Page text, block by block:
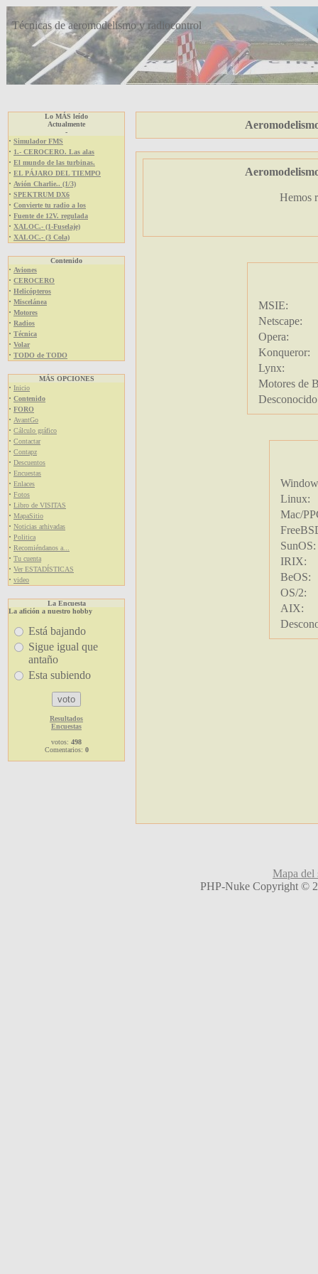
Técnicas de aeromodelismo y radiocontrol
Lo MÁS leído
Actualmente
-
· Simulador FMS
· 1.- CEROCERO. Las alas
· El mundo de las turbinas.
· EL PÁJARO DEL TIEMPO
· Avión Charlie.. (1/3)
· SPEKTRUM DX6
· Convierte tu radio a los
· Fuente de 12V. regulada
· XALOC.- (1-Fuselaje)
· XALOC.- (3 Cola)
Contenido
· Aviones
· CEROCERO
· Helicópteros
· Miscelánea
· Motores
· Radios
· Técnica
· Volar
· TODO de TODO
MÁS OPCIONES
· Inicio
· Contenido
· FORO
· AvantGo
· Cálculo gráfico
· Contactar
· Contapz
· Descuentos
· Encuestas
· Enlaces
· Fotos
· Libro de VISITAS
· MapaSitio
· Noticias arhivadas
· Politica
· Recomiéndanos a...
· Tu cuenta
· Ver ESTADÍSTICAS
· video
La Encuesta
La afición a nuestro hobby
Está bajando
Sigue igual que
antaño
Esta subiendo
Resultados
Encuestas
votos: 498
Comentarios: 0
Hemos
MSIE:
Netscape:
Opera:
Konqueror:
Lynx:
Motores de
Linux:
Mac/
SunOS:
IRIX:
BeOS:
OS/2:
AIX:
Mapa del
PHP-Nuke Copyright ©